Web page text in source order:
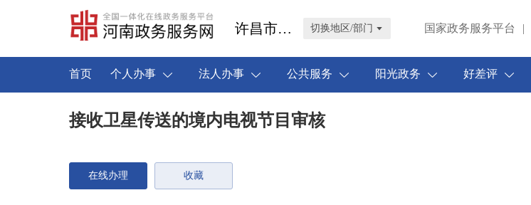
许昌市禹州市 切换地区/部门 国家政务服务平台 |
首页 个人办事 法人办事 公共服务 阳光政务 好差评
接收卫星传送的境内电视节目审核
在线办理 收藏